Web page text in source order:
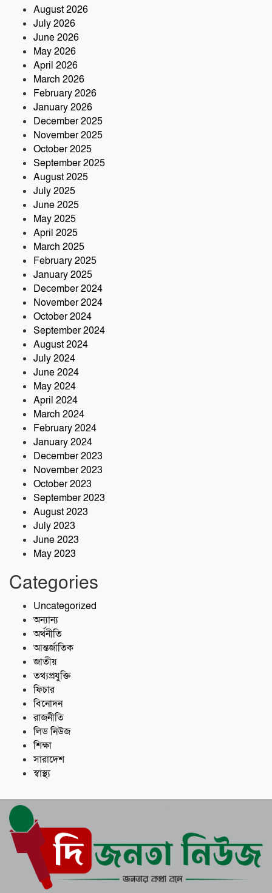
নিহত ৬০ বছরের কৃষক
August 2026
July 2026
June 2026
May 2026
April 2026
March 2026
February 2026
January 2026
December 2025
November 2025
October 2025
September 2025
August 2025
July 2025
June 2025
May 2025
April 2025
March 2025
February 2025
January 2025
December 2024
November 2024
October 2024
September 2024
August 2024
July 2024
June 2024
May 2024
April 2024
March 2024
February 2024
January 2024
December 2023
November 2023
October 2023
September 2023
August 2023
July 2023
June 2023
May 2023
Categories
Uncategorized
অন্যান্য
অর্থনীতি
আন্তর্জাতিক
জাতীয়
তথ্যপ্রযুক্তি
ফিচার
বিনোদন
রাজনীতি
লিড নিউজ
শিক্ষা
সারাদেশ
স্বাস্থ্য